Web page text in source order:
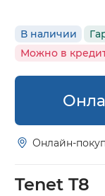
В наличии
Можно в
Онлайн-
Tenet T8